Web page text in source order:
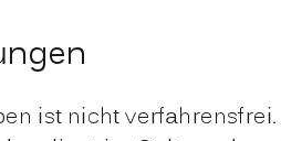
ist nicht verfahrensfrei.